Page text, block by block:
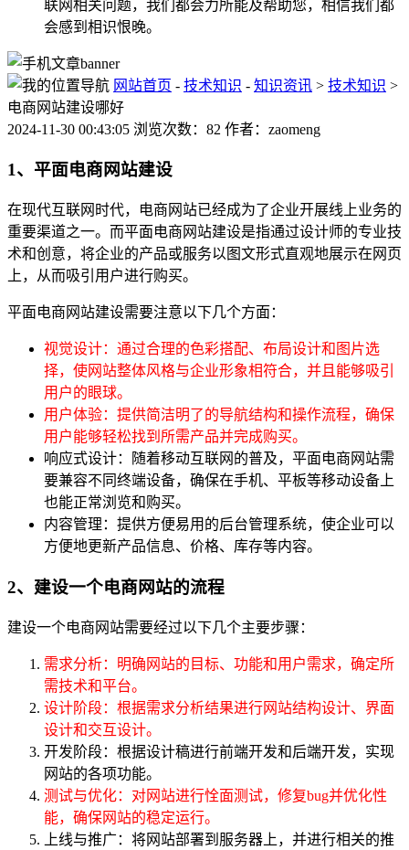
联网相关问题，我们都会力所能及帮助您，相信我们都
会感到相识恨晚。
网站首页 - 技术知识 - 知识资讯 > 技术知识 >
电商网站建设哪好
2024-11-30 00:43:05 浏览次数：82 作者：zaomeng
1、平面电商网站建设
在现代互联网时代，电商网站已经成为了企业开展线上业务的
重要渠道之一。而平面电商网站建设是指通过设计师的专业技
术和创意，将企业的产品或服务以图文形式直观地展示在网页
上，从而吸引用户进行购买。
平面电商网站建设需要注意以下几个方面：
视觉设计：通过合理的色彩搭配、布局设计和图片选
择，使网站整体风格与企业形象相符合，并且能够吸引
用户的眼球。
用户体验：提供简洁明了的导航结构和操作流程，确保
用户能够轻松找到所需产品并完成购买。
响应式设计：随着移动互联网的普及，平面电商网站需
要兼容不同终端设备，确保在手机、平板等移动设备上
也能正常浏览和购买。
内容管理：提供方便易用的后台管理系统，使企业可以
方便地更新产品信息、价格、库存等内容。
2、建设一个电商网站的流程
建设一个电商网站需要经过以下几个主要步骤：
需求分析：明确网站的目标、功能和用户需求，确定所
需技术和平台。
设计阶段：根据需求分析结果进行网站结构设计、界面
设计和交互设计。
开发阶段：根据设计稿进行前端开发和后端开发，实现
网站的各项功能。
测试与优化：对网站进行恮面测试，修复bug并优化性
能，确保网站的稳定运行。
上线与推广：将网站部署到服务器上，并进行相关的推